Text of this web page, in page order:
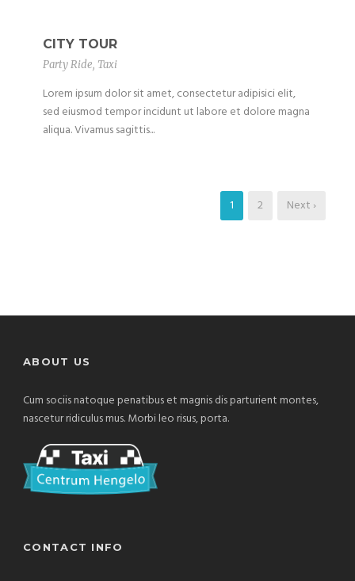
CITY TOUR
Party Ride, Taxi
Lorem ipsum dolor sit amet, consectetur adipisici elit,
sed eiusmod tempor incidunt ut labore et dolore magna
aliqua. Vivamus sagittis...
1 2 Next ›
ABOUT US
Cum sociis natoque penatibus et magnis dis parturient montes,
nascetur ridiculus mus. Morbi leo risus, porta.
CONTACT INFO